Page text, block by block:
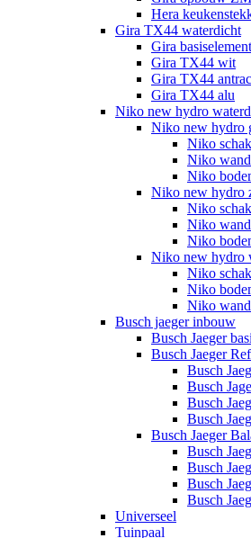
Hera
Gira TX44 waterdicht
Gira basiselement
Gira TX44 wit
Gira TX44
Gira TX44 alu
Niko new hydro
Niko new hydro
Niko
Niko
Niko
Niko new hydro
Niko
Niko
Niko
Niko new hydro
Niko
Niko
Niko
Busch jaeger inbouw
Busch Jaeger
Busch Jaeger
Busch
Busch
Busch
Busch
Busch Jaeger
Busch
Busch
Busch
Busch
Universeel
Tuinpaal